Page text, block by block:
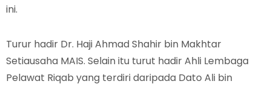
ini.
Turur hadir Dr. Haji Ahmad Shahir bin Makhtar
Setiausaha MAIS. Selain itu turut hadir Ahli Lembaga
Pelawat Riqab yang terdiri daripada Dato Ali bin